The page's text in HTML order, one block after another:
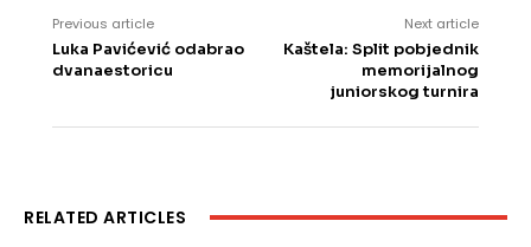
Previous article
Luka Pavićević odabrao
dvanaestoricu
Next article
Kaštela: Split pobjednik
memorijalnog
juniorskog turnira
RELATED ARTICLES